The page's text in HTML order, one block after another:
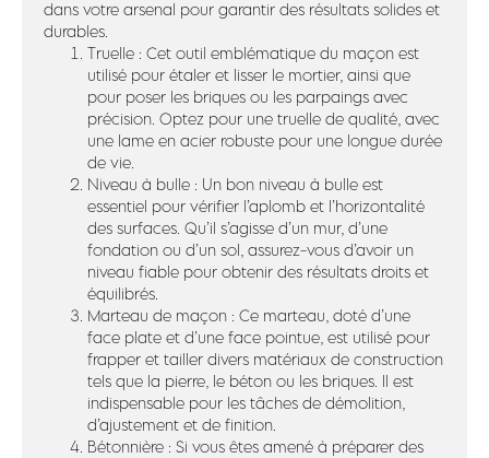
dans votre arsenal pour garantir des résultats solides et
durables.
Truelle : Cet outil emblématique du maçon est
utilisé pour étaler et lisser le mortier, ainsi que
pour poser les briques ou les parpaings avec
précision. Optez pour une truelle de qualité, avec
une lame en acier robuste pour une longue durée
de vie.
Niveau à bulle : Un bon niveau à bulle est
essentiel pour vérifier l’aplomb et l’horizontalité
des surfaces. Qu’il s’agisse d’un mur, d’une
fondation ou d’un sol, assurez-vous d’avoir un
niveau fiable pour obtenir des résultats droits et
équilibrés.
Marteau de maçon : Ce marteau, doté d’une
face plate et d’une face pointue, est utilisé pour
frapper et tailler divers matériaux de construction
tels que la pierre, le béton ou les briques. Il est
indispensable pour les tâches de démolition,
d’ajustement et de finition.
Bétonnière : Si vous êtes amené à préparer des